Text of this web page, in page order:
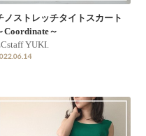
ノストレッチタイトスカート
Coordinate～
YUKI.